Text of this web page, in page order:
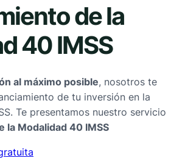
de la
40 IMSS
al máximo posible, nosotros te
de tu inversión en la
Te presentamos nuestro servicio
la Modalidad 40 IMSS